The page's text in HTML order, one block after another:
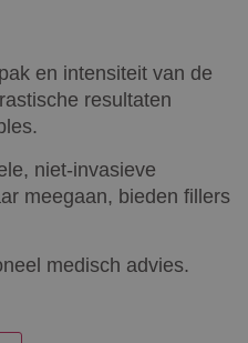
en intensiteit van de
resultaten
niet-invasieve
meegaan, bieden fillers
medisch advies.